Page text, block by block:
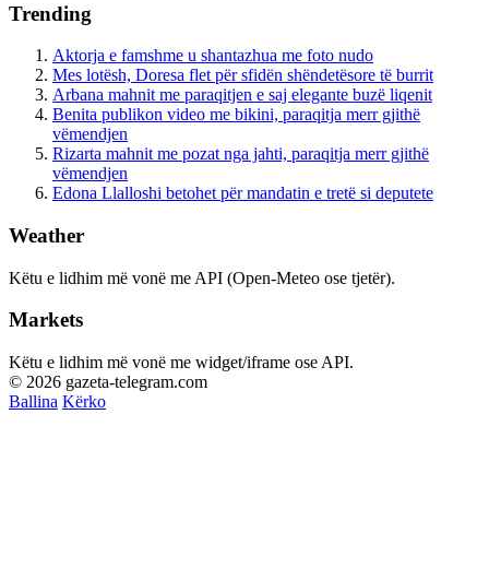
Trending
Aktorja e famshme u shantazhua me foto nudo
Mes lotësh, Doresa flet për sfidën shëndetësore të burrit
Arbana mahnit me paraqitjen e saj elegante buzë liqenit
Benita publikon video me bikini, paraqitja merr gjithë
vëmendjen
Rizarta mahnit me pozat nga jahti, paraqitja merr gjithë
vëmendjen
Edona Llalloshi betohet për mandatin e tretë si deputete
Weather
Këtu e lidhim më vonë me API (Open-Meteo ose tjetër).
Markets
Këtu e lidhim më vonë me widget/iframe ose API.
© 2026 gazeta-telegram.com
Ballina Kërko